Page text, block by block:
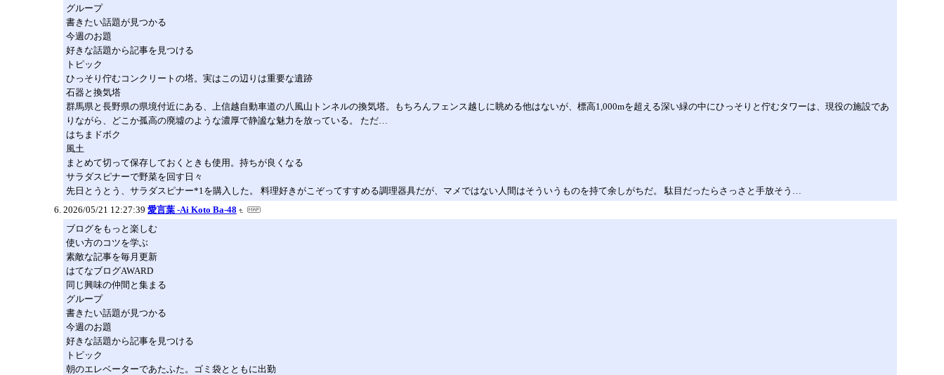
グループ
書きたい話題が見つかる
今週のお題
好きな話題から記事を見つける
トピック
ひっそり佇むコンクリートの塔。実はこの辺りは重要な遺跡
石器と換気塔
群馬県と長野県の県境付近にある、上信越自動車道の八風山トンネルの換気塔。もちろんフェンス越しに眺める他はないが、標高1,000mを超える深い緑の中にひっそりと佇むタワーは、現役の施設であ
りながら、どこか孤高の廃墟のような濃厚で静謐な魅力を放っている。 ただ…
はちまドボク
風土
まとめて切って保存しておくときも使用。持ちが良くなる
サラダスピナーで野菜を回す日々
先日とうとう、サラダスピナー*1を購入した。 料理好きがこぞってすすめる調理器具だが、マメではない人間はそういうものを持て余しがちだ。 駄目だったらさっさと手放そう…
2026/05/21 12:27:39 愛言葉 -Ai Koto Ba-48
ブログをもっと楽しむ
使い方のコツを学ぶ
素敵な記事を毎月更新
はてなブログAWARD
同じ興味の仲間と集まる
グループ
書きたい話題が見つかる
今週のお題
好きな話題から記事を見つける
トピック
朝のエレベーターであたふた。ゴミ袋とともに出勤